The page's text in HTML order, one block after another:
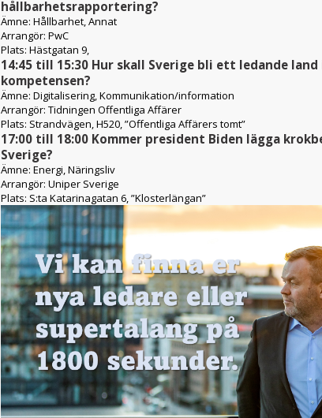
hållbarhetsrapportering?
Ämne: Hållbarhet, Annat
Arrangör: PwC
Plats: Hästgatan 9,
14:45 till 15:30 Hur skall Sverige bli ett ledande
kompetensen?
Ämne: Digitalisering, Kommunikation/information
Arrangör: Tidningen Offentliga Affärer
Plats: Strandvägen, H520, ”Offentliga Affärers tomt”
17:00 till 18:00 Kommer president Biden lägga
Sverige?
Ämne: Energi, Näringsliv
Arrangör: Uniper Sverige
Plats: S:ta Katarinagatan 6, ”Klosterlängan”